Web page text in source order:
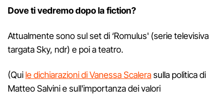
Dove ti vedremo dopo la fiction?
Attualmente sono sul set di ‘Romulus' (serie televisiva
targata Sky, ndr) e poi a teatro.
(Qui le dichiarazioni di Vanessa Scalerasulla politica di
Matteo Salvini e sull'importanza dei valori